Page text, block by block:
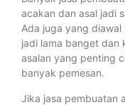
acakan dan asal jadi
Ada juga yang
jadi lama banget dan
asalan yang penting
banyak pemesan.
Jika jasa pembuatan